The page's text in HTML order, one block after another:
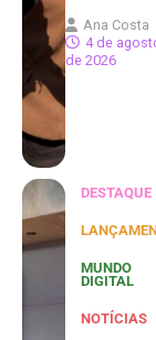
Ana Costa
4 de
de 2026
DESTAQUE
MUNDO
DIGITAL
NOTÍCIAS